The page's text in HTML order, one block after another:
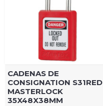
CADENAS DE
CONSIGNATION S31RED
MASTERLOCK
35X48X38MM